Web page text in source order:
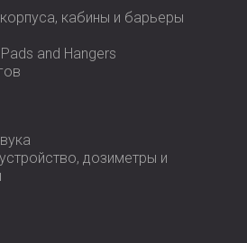
кабины и барьеры
and Hangers
дозиметры и